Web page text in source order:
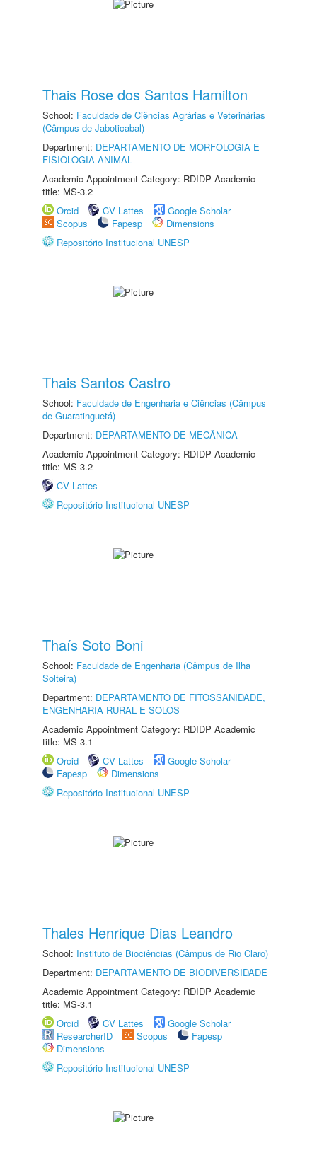
Thais Rose dos Santos Hamilton
School: Faculdade de Ciências Agrárias e Veterinárias
(Câmpus de Jaboticabal)
Department: DEPARTAMENTO DE MORFOLOGIA E
FISIOLOGIA ANIMAL
Academic Appointment Category: RDIDP Academic
title: MS-3.2
Orcid
CV Lattes
Google Scholar
Scopus
Fapesp
Dimensions
Repositório Institucional UNESP
Thais Santos Castro
School: Faculdade de Engenharia e Ciências (Câmpus
de Guaratinguetá)
Department: DEPARTAMENTO DE MECÂNICA
Academic Appointment Category: RDIDP Academic
title: MS-3.2
CV Lattes
Repositório Institucional UNESP
Thaís Soto Boni
School: Faculdade de Engenharia (Câmpus de Ilha
Solteira)
Department: DEPARTAMENTO DE FITOSSANIDADE,
ENGENHARIA RURAL E SOLOS
Academic Appointment Category: RDIDP Academic
title: MS-3.1
Orcid
CV Lattes
Google Scholar
Fapesp
Dimensions
Repositório Institucional UNESP
Thales Henrique Dias Leandro
School: Instituto de Biociências (Câmpus de Rio Claro)
Department: DEPARTAMENTO DE BIODIVERSIDADE
Academic Appointment Category: RDIDP Academic
title: MS-3.1
Orcid
CV Lattes
Google Scholar
ResearcherID
Scopus
Fapesp
Dimensions
Repositório Institucional UNESP